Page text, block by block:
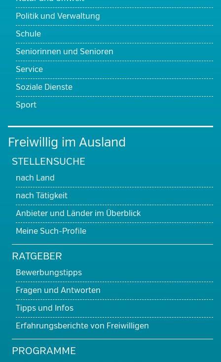
Politik und Verwaltung
Schule
Seniorinnen und Senioren
Service
Soziale Dienste
Sport
Freiwillig im Ausland
STELLENSUCHE
nach Land
nach Tätigkeit
Anbieter und Länder im Überblick
Meine Such-Profile
RATGEBER
Bewerbungstipps
Fragen und Antworten
Tipps und Infos
Erfahrungsberichte von Freiwilligen
PROGRAMME